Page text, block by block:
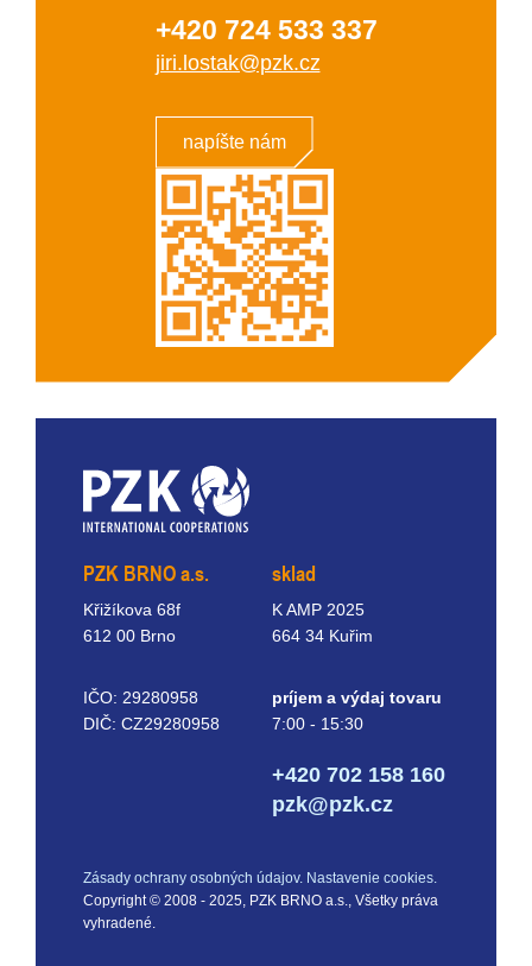
+420 724 533 337
jiri.lostak@pzk.cz
napíšte nám
PZK BRNO a.s.
Křižíkova 68f
612 00 Brno
IČO: 29280958
DIČ: CZ29280958
sklad
K AMP 2025
664 34 Kuřim
príjem a výdaj tovaru
7:00 - 15:30
+420 702 158 160
pzk@pzk.cz
Copyright © 2008 - 2025, PZK BRNO a.s., Všetky práva
vyhradené.
Zásady ochrany osobných údajov. Nastavenie cookies.